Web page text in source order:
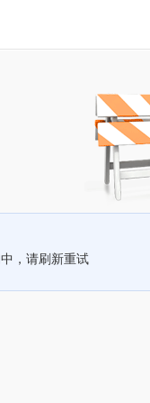
，请刷新重试